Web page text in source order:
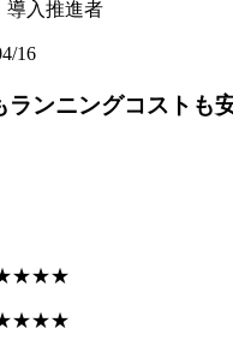
導入推進者
16
ランニングコストも
★★★
★★★